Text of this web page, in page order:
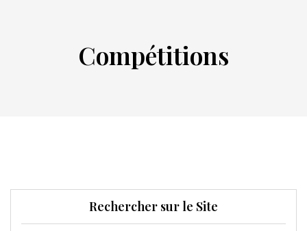
Compétitions
Rechercher sur le Site